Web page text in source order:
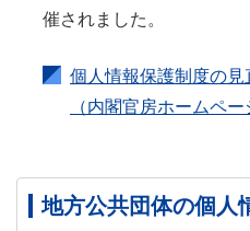
催されました。
個人情報保護制度の
（内閣官房ホームペー
地方公共団体の個人